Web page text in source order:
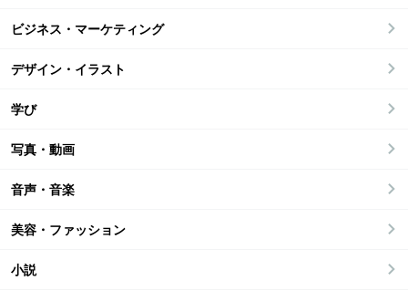
ビジネス・マーケティング
デザイン・イラスト
学び
写真・動画
音声・音楽
美容・ファッション
小説